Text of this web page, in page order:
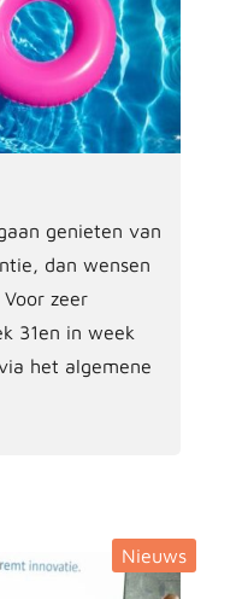
genieten van
dan wensen
zeer
31en in week
het algemene
Nieuws